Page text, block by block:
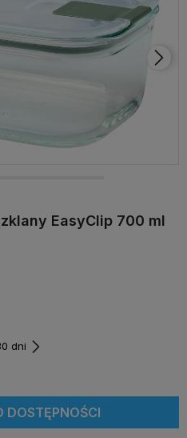
EasyClip 700 ml
dni
DOSTĘPNOŚCI